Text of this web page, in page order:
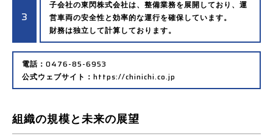
3
子会社の東閃株式会社は、整備業務を展開しており、運
営車両の安全性と効率的な運行を確保しています。
財務は独立して計算しております。
電話： 0476-85-6953
公式ウェブサイト： https://chinichi.co.jp
組織の規模と未来の展望